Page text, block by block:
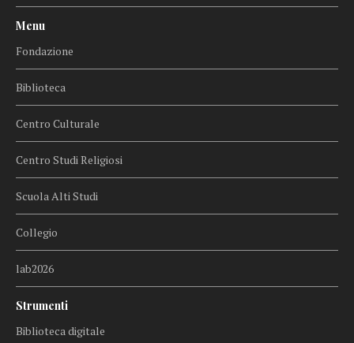
Menu
Fondazione
Biblioteca
Centro Culturale
Centro Studi Religiosi
Scuola Alti Studi
Collegio
lab2026
Strumenti
Biblioteca digitale